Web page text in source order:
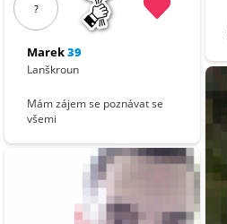
?
Marek39
Lanškroun
Mám zájem se poznávat se
všemi